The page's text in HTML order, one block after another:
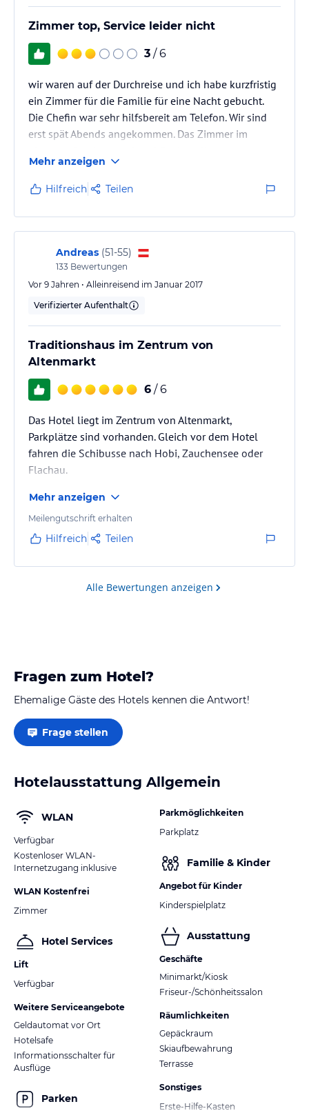
Zimmer top, Service leider nicht
3 / 6
wir waren auf der Durchreise und ich habe kurzfristig
ein Zimmer für die Familie für eine Nacht gebucht.
Die Chefin war sehr hilfsbereit am Telefon. Wir sind
erst spät Abends angekommen. Das Zimmer im
ausgesehen.
Das Frühstück war leider die negative Überraschung.
Das Buffet war sehr minimal, in Österreich kann man
da eigentlich mehr erwarten, aber ok. Was uns
wirklich gar nicht gefallen hat war die Mitarbeiterin.
Sie war nicht unfreundlich aber total gleichgültig,
man…
Mehr anzeigen
Hilfreich Teilen
Andreas (51-55)
133 Bewertungen
Vor 9 Jahren • Alleinreisend im Januar 2017
Verifizierter Aufenthalt
Traditionshaus im Zentrum von
Altenmarkt
6 / 6
Das Hotel liegt im Zentrum von Altenmarkt,
Parkplätze sind vorhanden. Gleich vor dem Hotel
fahren die Schibusse nach Hobi, Zauchensee oder
Flachau.
Mehr anzeigen
Meilengutschrift erhalten
Hilfreich Teilen
Alle Bewertungen anzeigen
Fragen zum Hotel?
Ehemalige Gäste des Hotels kennen die Antwort!
Frage stellen
Hotelausstattung Allgemein
WLAN
Verfügbar
Kostenloser WLAN-
Internetzugang inklusive
WLAN Kostenfrei
Zimmer
Hotel Services
Lift
Verfügbar
Weitere Serviceangebote
Geldautomat vor Ort
Hotelsafe
Informationsschalter für
Ausflüge
Parken
Parkmöglichkeiten
Parkplatz
Familie & Kinder
Angebot für Kinder
Kinderspielplatz
Ausstattung
Geschäfte
Minimarkt/Kiosk
Friseur-/Schönheitssalon
Räumlichkeiten
Gepäckraum
Skiaufbewahrung
Terrasse
Sonstiges
Erste-Hilfe-Kasten